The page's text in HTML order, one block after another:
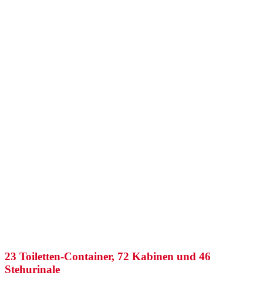
23 Toiletten-Container, 72 Kabinen und 46
Stehurinale